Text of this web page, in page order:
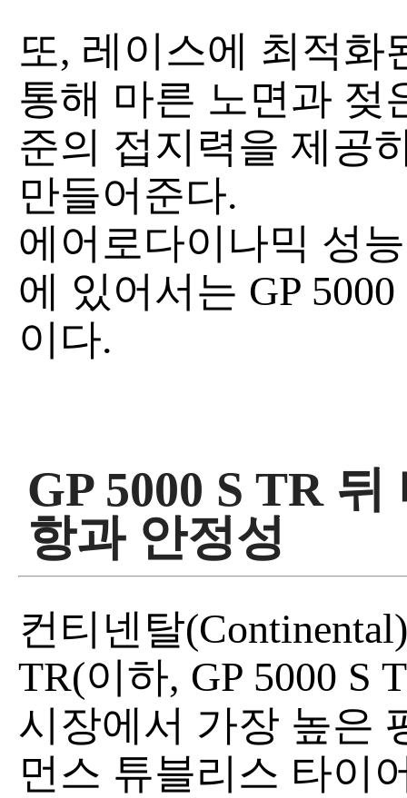
또, 레이스에 최적화
통해 마른 노면과 젖
준의 접지력을 제공
만들어준다.
에어로다이나믹 성
에 있어서는 GP
이다.
GP 5000 S TR
항과 안정성
컨티넨탈
TR(이하, GP 5000 S
시장에서 가장 높은
먼스 튜블리스 타이